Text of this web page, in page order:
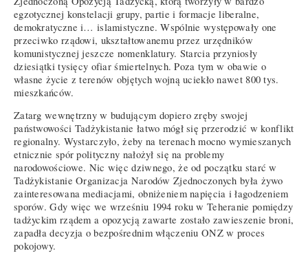
egzotycznej konstelacji grupy, partie i formacje liberalne,
demokratyczne i… islamistyczne. Wspólnie występowały one
przeciwko rządowi, ukształtowanemu przez urzędników
komunistycznej jeszcze nomenklatury. Starcia przyniosły
dziesiątki tysięcy ofiar śmiertelnych. Poza tym w obawie o
własne życie z terenów objętych wojną uciekło nawet 800 tys.
mieszkańców.
Zatarg wewnętrzny w budującym dopiero zręby swojej
państwowości Tadżykistanie łatwo mógł się przerodzić w konflikt
regionalny. Wystarczyło, żeby na terenach mocno wymieszanych
etnicznie spór polityczny nałożył się na problemy
narodowościowe. Nic więc dziwnego, że od początku starć w
Tadżykistanie Organizacja Narodów Zjednoczonych była żywo
zainteresowana mediacjami, obniżeniem napięcia i łagodzeniem
sporów. Gdy więc we wrześniu 1994 roku w Teheranie pomiędzy
tadżyckim rządem a opozycją zawarte zostało zawieszenie broni,
zapadła decyzja o bezpośrednim włączeniu ONZ w proces
pokojowy.